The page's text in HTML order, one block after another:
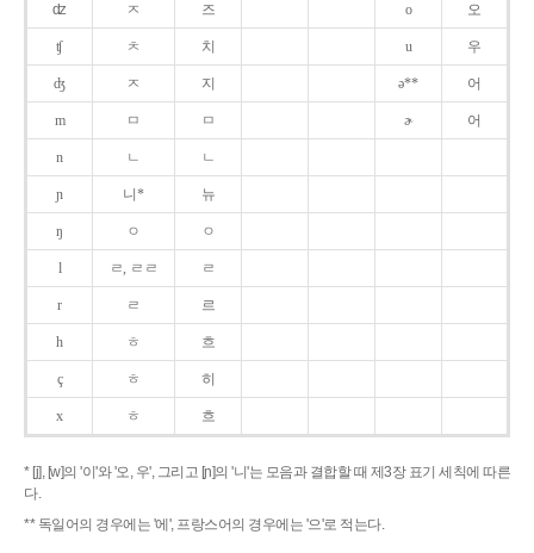
ʣ ㅈ 즈 o 오
ʧ ㅊ 치 u 우
ʤ ㅈ 지 ə** 어
m ㅁ ㅁ ɚ 어
n ㄴ ㄴ
ɲ 니* 뉴
ŋ ㅇ ㅇ
l ㄹ, ㄹㄹ ㄹ
r ㄹ 르
h ㅎ 흐
ç ㅎ 히
x ㅎ 흐
* [j], [w]의 '이'와 '오, 우', 그리고 [ɲ]의 '니'는 모음과 결합할 때 제3장 표기 세칙에 따른
다.
** 독일어의 경우에는 '에', 프랑스어의 경우에는 '으'로 적는다.